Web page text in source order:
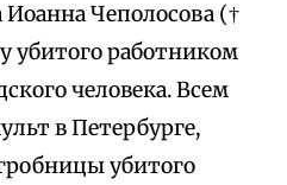
Чеполосова (†
убитого работником
человека. Всем
в Петербурге,
убитого